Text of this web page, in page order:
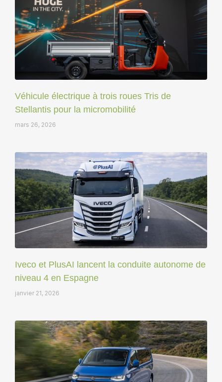
Véhicule électrique à trois roues Tris de
Stellantis pour la micromobilité
mars 26, 2026
Iveco et PlusAI lancent la conduite autonome de
niveau 4 en Espagne
janvier 21, 2026